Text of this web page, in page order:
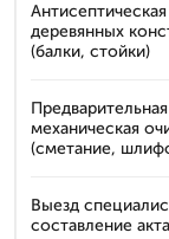
деревянных
(балки, стойки)
Предварительная
механическая
(сметание,
Выезд
составление